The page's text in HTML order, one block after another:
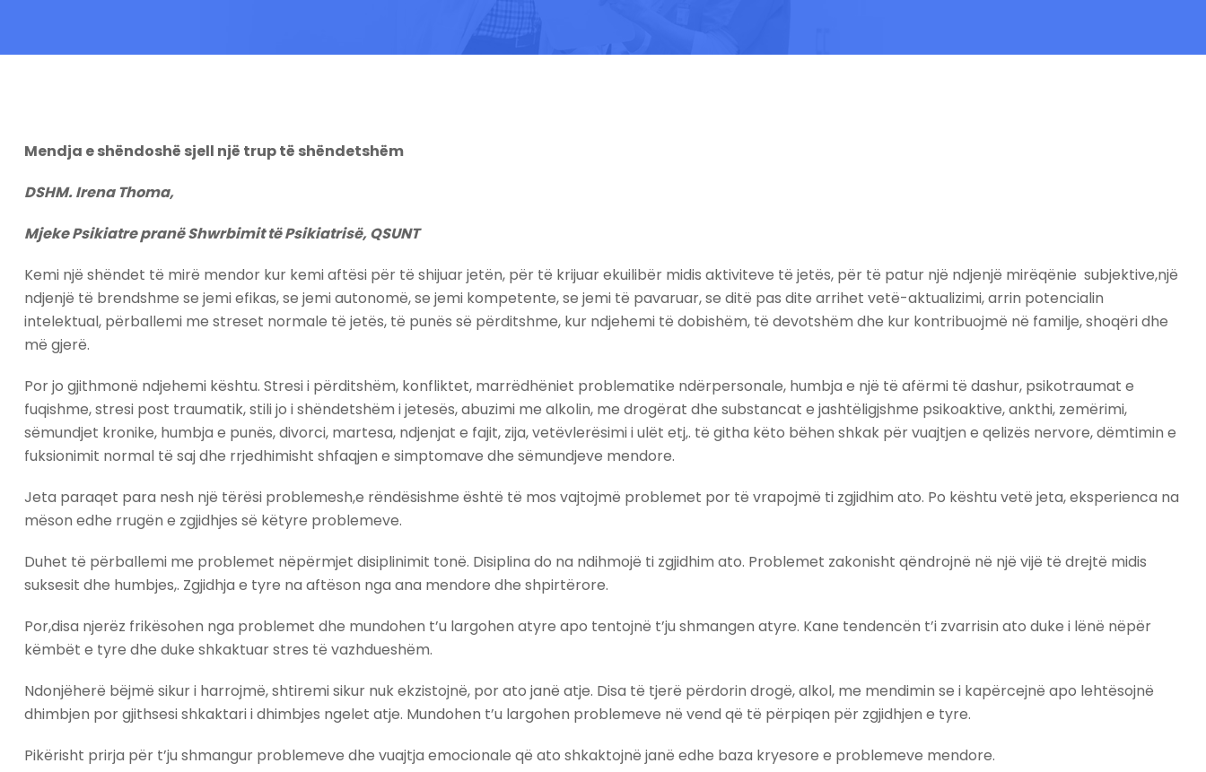
Mendja e shëndoshë sjell një trup të shëndetshëm
DSHM. Irena Thoma,
Mjeke Psikiatre pranë Shwrbimit të Psikiatrisë, QSUNT
Kemi një shëndet të mirë mendor kur kemi aftësi për të shijuar jetën, për të krijuar ekuilibër midis aktiviteve të jetës, për të patur një ndjenjë mirëqënie subjektive,një
ndjenjë të brendshme se jemi efikas, se jemi autonomë, se jemi kompetente, se jemi të pavaruar, se ditë pas dite arrihet vetë-aktualizimi, arrin potencialin
intelektual, përballemi me streset normale të jetës, të punës së përditshme, kur ndjehemi të dobishëm, të devotshëm dhe kur kontribuojmë në familje, shoqëri dhe
më gjerë.
Por jo gjithmonë ndjehemi kështu. Stresi i përditshëm, konfliktet, marrëdhëniet problematike ndërpersonale, humbja e një të afërmi të dashur, psikotraumat e
fuqishme, stresi post traumatik, stili jo i shëndetshëm i jetesës, abuzimi me alkolin, me drogërat dhe substancat e jashtëligjshme psikoaktive, ankthi, zemërimi,
sëmundjet kronike, humbja e punës, divorci, martesa, ndjenjat e fajit, zija, vetëvlerësimi i ulët etj,. të githa këto bëhen shkak për vuajtjen e qelizës nervore, dëmtimin e
fuksionimit normal të saj dhe rrjedhimisht shfaqjen e simptomave dhe sëmundjeve mendore.
Jeta paraqet para nesh një tërësi problemesh,e rëndësishme është të mos vajtojmë problemet por të vrapojmë ti zgjidhim ato. Po kështu vetë jeta, eksperienca na
mëson edhe rrugën e zgjidhjes së këtyre problemeve.
Duhet të përballemi me problemet nëpërmjet disiplinimit tonë. Disiplina do na ndihmojë ti zgjidhim ato. Problemet zakonisht qëndrojnë në një vijë të drejtë midis
suksesit dhe humbjes,. Zgjidhja e tyre na aftëson nga ana mendore dhe shpirtërore.
Por,disa njerëz frikësohen nga problemet dhe mundohen t’u largohen atyre apo tentojnë t’ju shmangen atyre. Kane tendencën t’i zvarrisin ato duke i lënë nëpër
këmbët e tyre dhe duke shkaktuar stres të vazhdueshëm.
Ndonjëherë bëjmë sikur i harrojmë, shtiremi sikur nuk ekzistojnë, por ato janë atje. Disa të tjerë përdorin drogë, alkol, me mendimin se i kapërcejnë apo lehtësojnë
dhimbjen por gjithsesi shkaktari i dhimbjes ngelet atje. Mundohen t’u largohen problemeve në vend që të përpiqen për zgjidhjen e tyre.
Pikërisht prirja për t’ju shmangur problemeve dhe vuajtja emocionale që ato shkaktojnë janë edhe baza kryesore e problemeve mendore.